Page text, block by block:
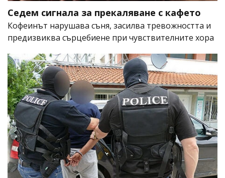
Седем сигнала за прекаляване с кафето
Кофеинът нарушава съня, засилва тревожността и
предизвиква сърцебиене при чувствителните хора